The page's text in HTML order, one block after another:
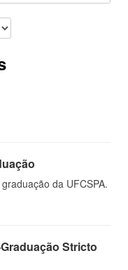
da UFCSPA.
Stricto